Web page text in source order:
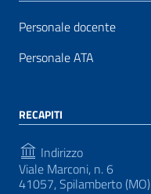
Personale docente
Personale ATA
RECAPITI
Indirizzo
Viale Marconi, n. 6
41057, Spilamberto (MO)